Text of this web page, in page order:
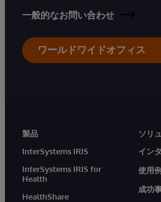
一般的なお問い合わせ
ワールドワイドオフィス
製品
InterSystems IRIS
InterSystems IRIS for
Health
HealthShare
ソリ
イン
使用
成功